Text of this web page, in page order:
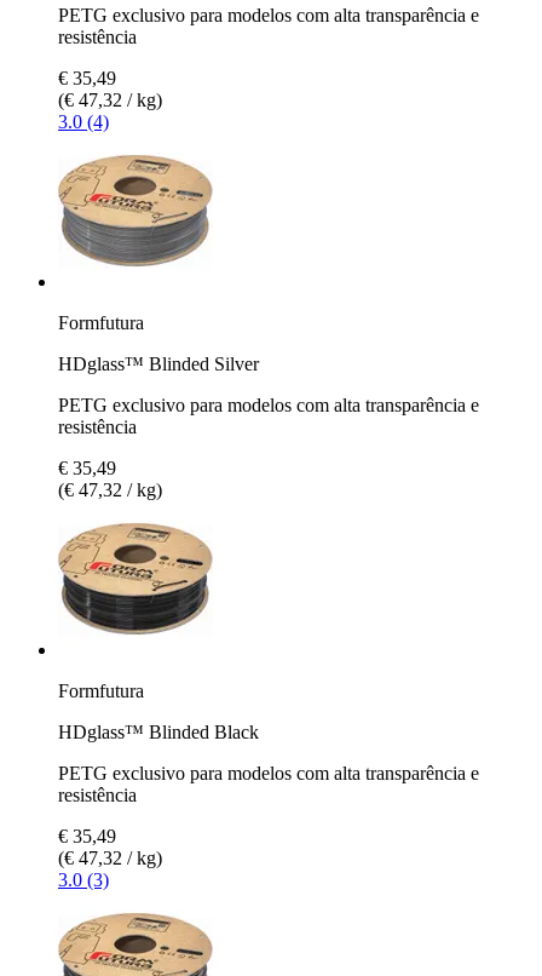
PETG exclusivo para modelos com alta transparência e
resistência
€ 35,49
(€ 47,32 / kg)
3.0 (4)
Formfutura
HDglass™ Blinded Silver
PETG exclusivo para modelos com alta transparência e
resistência
€ 35,49
(€ 47,32 / kg)
Formfutura
HDglass™ Blinded Black
PETG exclusivo para modelos com alta transparência e
resistência
€ 35,49
(€ 47,32 / kg)
3.0 (3)